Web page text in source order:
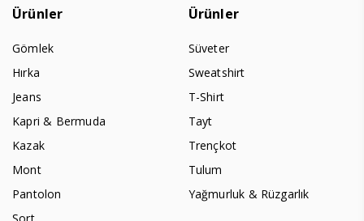
Ürünler
Gömlek
Hırka
Jeans
Kapri & Bermuda
Kazak
Mont
Pantolon
Ürünler
Süveter
Sweatshirt
T-Shirt
Tayt
Trençkot
Tulum
Yağmurluk & Rüzgarlık